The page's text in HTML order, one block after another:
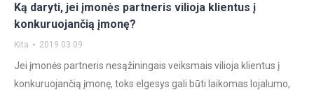
Ką daryti, jei įmonės partneris vilioja klientus į
konkuruojančią įmonę?
Kita 2019 03 09
Jei įmonės partneris nesąžiningais veiksmais vilioja klientus į
konkuruojančią įmonę, toks elgesys gali būti laikomas lojalumo,